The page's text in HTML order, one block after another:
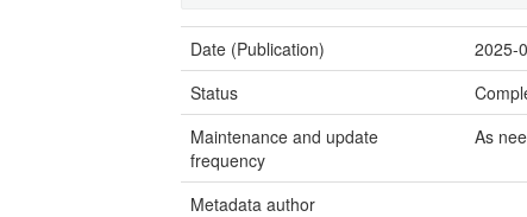
Date (Publication)
2025-
Status
Maintenance and update
frequency
As
Metadata author